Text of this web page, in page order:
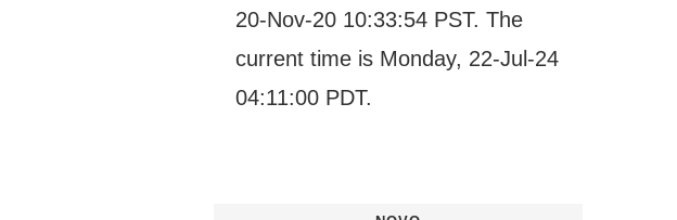
20-Nov-20 10:33:54 PST. The
current time is Monday, 22-Jul-24
04:11:00 PDT.